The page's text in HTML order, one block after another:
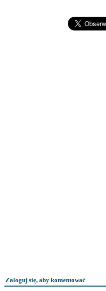
Zaloguj się, aby komentować